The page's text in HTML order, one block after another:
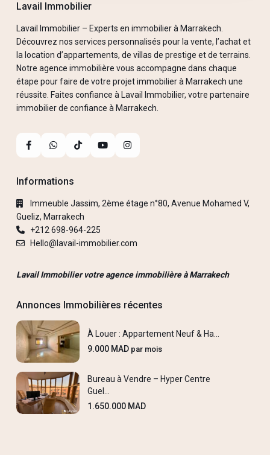
Lavail Immobilier
Lavail Immobilier – Experts en immobilier à Marrakech.
Découvrez nos services personnalisés pour la vente, l’achat et
la location d’appartements, de villas de prestige et de terrains.
Notre agence immobilière vous accompagne dans chaque
étape pour faire de votre projet immobilier à Marrakech une
réussite. Faites confiance à Lavail Immobilier, votre partenaire
immobilier de confiance à Marrakech.
Informations
Immeuble Jassim, 2ème étage n°80, Avenue Mohamed V,
Gueliz, Marrakech
+212 698-964-225
Hello@lavail-immobilier.com
Lavail Immobilier votre agence immobilière à Marrakech
Annonces Immobilières récentes
À Louer : Appartement Neuf & Ha...
9.000 MAD par mois
Bureau à Vendre – Hyper Centre
Guel...
1.650.000 MAD